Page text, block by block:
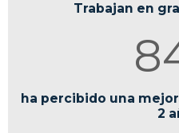
Trabajan en
ha percibido una
2